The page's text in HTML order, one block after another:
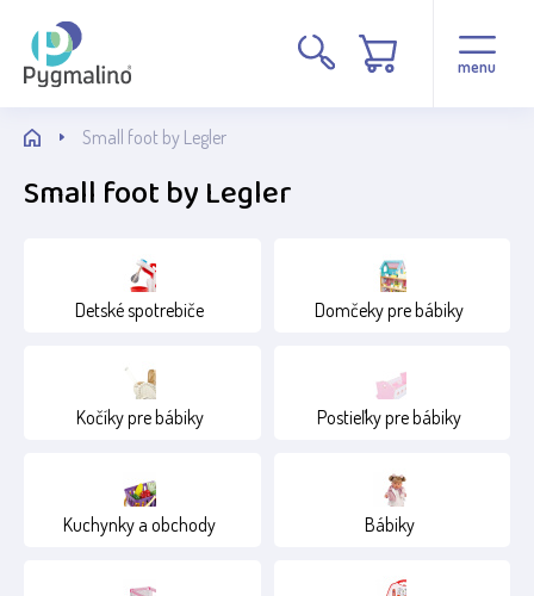
menu
Cena
Běžné zboží
Výprodej
Small foot by Legler
Small foot by Legler
Detské spotrebiče Domčeky pre bábiky
Kočíky pre bábiky Postieľky pre bábiky
Kuchynky a obchody Bábiky